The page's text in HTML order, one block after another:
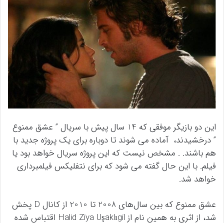
این دو بازیگر موفقی که 14 سال پیش با سریال ” عشق ممنوع
” درخشیدند، آماده می شوند تا دوباره برای یک پروژه جدید با
هم باشند. . مشخص نیست که این پروژه سریال خواهد بود یا
فیلم. با این حال گفته می شود که برای نتفلیکس فیلمبرداری
خواهد شد.
عشق ممنوع که بین سال‌های 2008 تا 2010 از کانال D پخش
شد، از اثری به همین نام از Halid Ziya Uşaklıgil اقتباس شده